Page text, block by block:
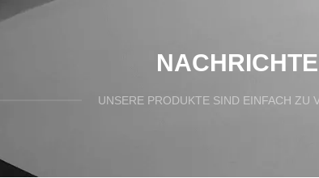
UNSERE PRODUKTE SIND EINFACH ZU